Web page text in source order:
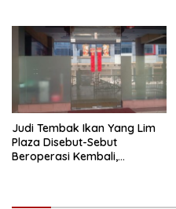
Judi Tembak Ikan Yang Lim
Plaza Disebut-Sebut
Beroperasi Kembali,